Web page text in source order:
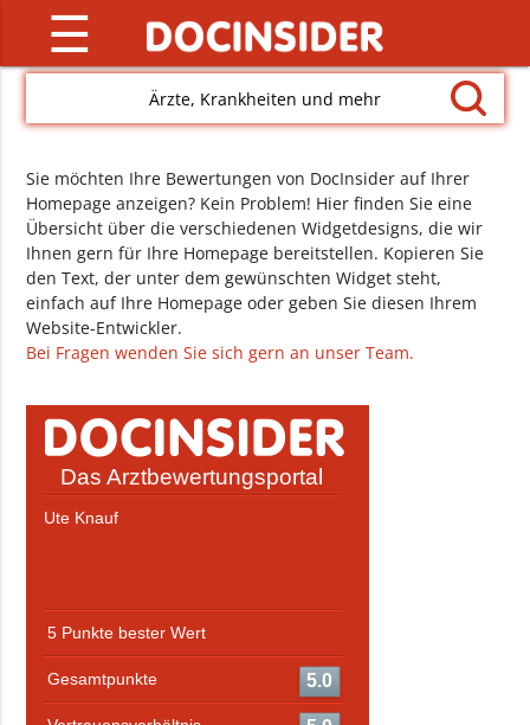
☰
Ärzte, Krankheiten und mehr
Sie möchten Ihre Bewertungen von DocInsider auf Ihrer
Homepage anzeigen? Kein Problem! Hier finden Sie eine
Übersicht über die verschiedenen Widgetdesigns, die wir
Ihnen gern für Ihre Homepage bereitstellen. Kopieren Sie
den Text, der unter dem gewünschten Widget steht,
einfach auf Ihre Homepage oder geben Sie diesen Ihrem
Website-Entwickler.
Bei Fragen wenden Sie sich gern an unser Team.